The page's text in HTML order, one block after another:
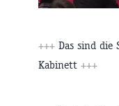
+++ Das sind die
Kabinett +++